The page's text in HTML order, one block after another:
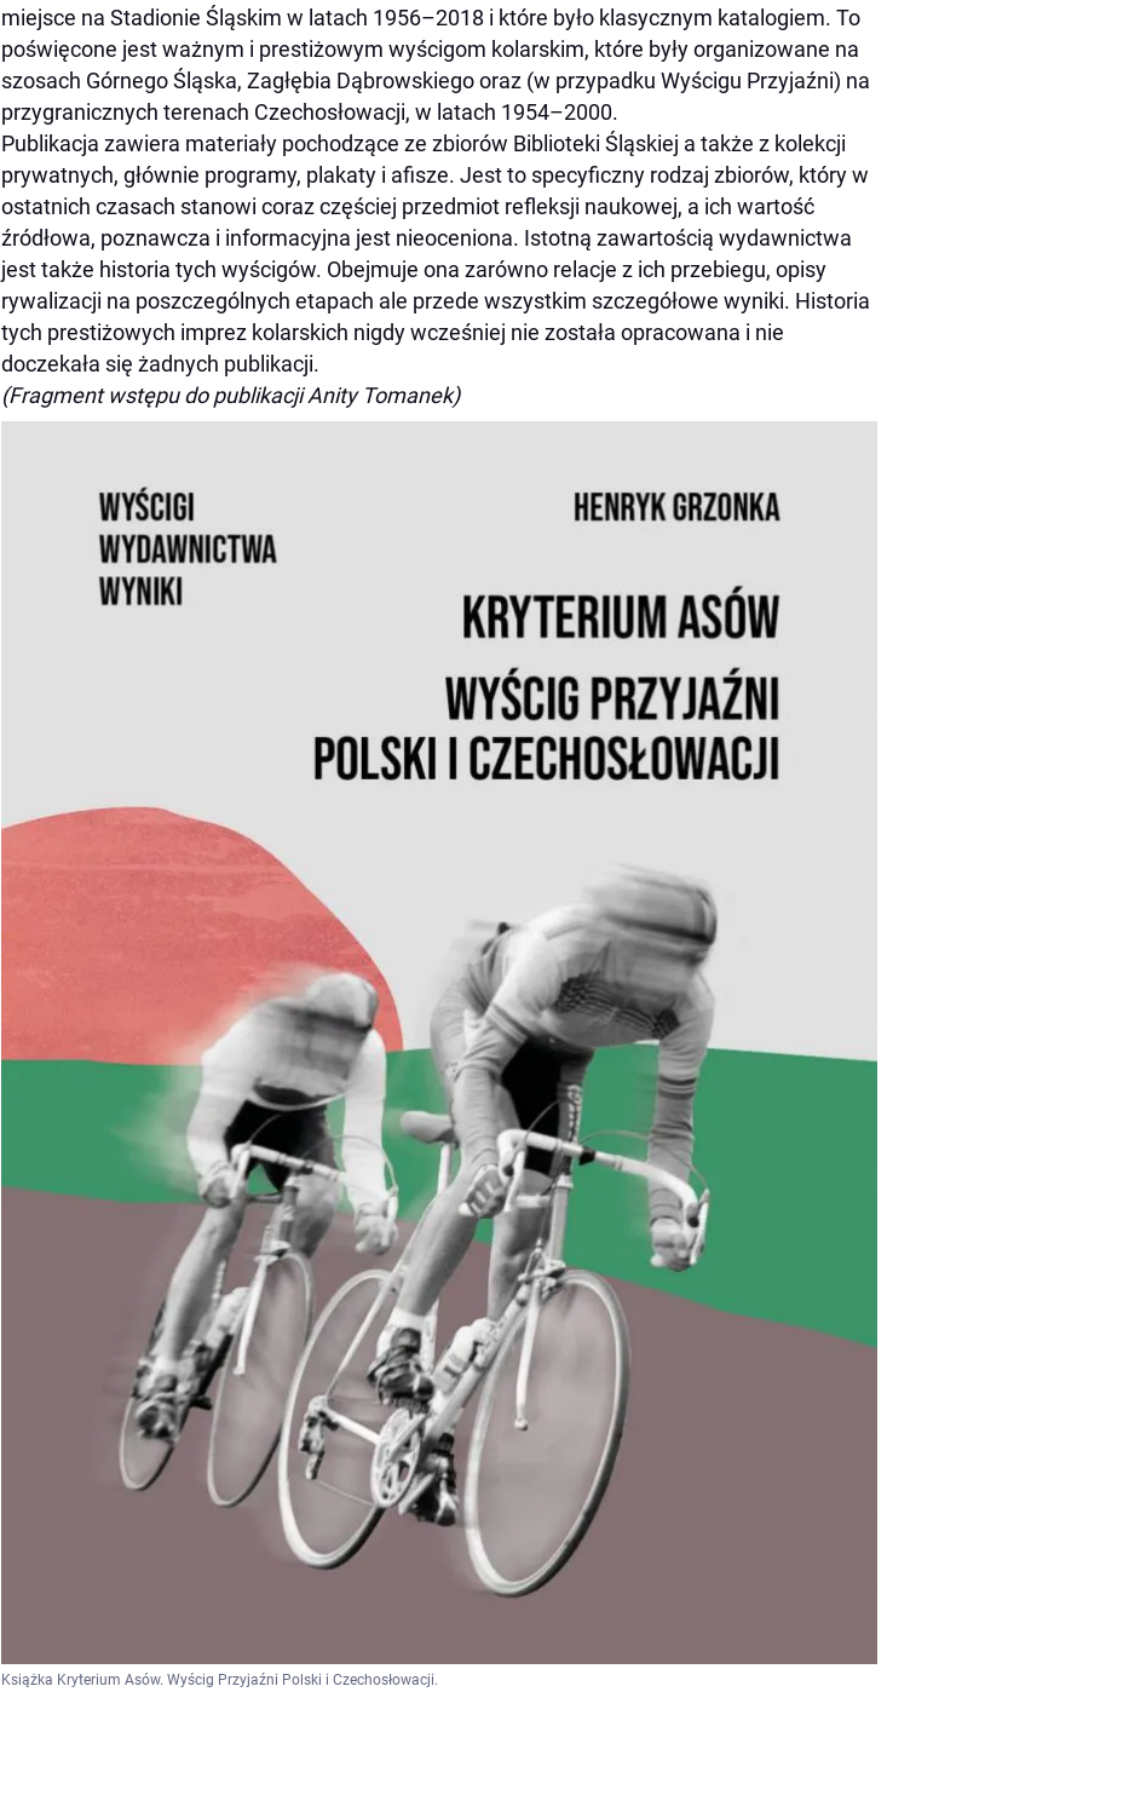
miejsce na Stadionie Śląskim w latach 1956–2018 i które było klasycznym katalogiem. To
poświęcone jest ważnym i prestiżowym wyścigom kolarskim, które były organizowane na
szosach Górnego Śląska, Zagłębia Dąbrowskiego oraz (w przypadku Wyścigu Przyjaźni) na
przygranicznych terenach Czechosłowacji, w latach 1954–2000.
Publikacja zawiera materiały pochodzące ze zbiorów Biblioteki Śląskiej a także z kolekcji
prywatnych, głównie programy, plakaty i afisze. Jest to specyficzny rodzaj zbiorów, który w
ostatnich czasach stanowi coraz częściej przedmiot refleksji naukowej, a ich wartość
źródłowa, poznawcza i informacyjna jest nieoceniona. Istotną zawartością wydawnictwa
jest także historia tych wyścigów. Obejmuje ona zarówno relacje z ich przebiegu, opisy
rywalizacji na poszczególnych etapach ale przede wszystkim szczegółowe wyniki. Historia
tych prestiżowych imprez kolarskich nigdy wcześniej nie została opracowana i nie
doczekała się żadnych publikacji.
(Fragment wstępu do publikacji Anity Tomanek)
Książka Kryterium Asów. Wyścig Przyjaźni Polski i Czechosłowacji.